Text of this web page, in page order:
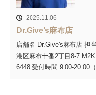
2025.11.06
Dr.Give’s麻布店
店舗名 Dr.Give's麻布店 担
港区麻布十番2丁目8-7
6448 受付時間 9:00-20:00